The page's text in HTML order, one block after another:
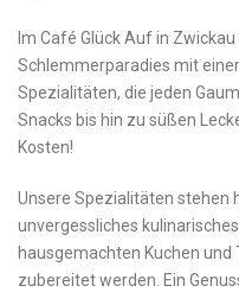
Im Café Glück Auf in
Schlemmerparadies mit
⁤Spezialitäten, die jeden
Snacks bis hin zu süßen
Kosten!
Unsere Spezialitäten stehen
unvergessliches
hausgemachten Kuchen und
zubereitet werden. Ein